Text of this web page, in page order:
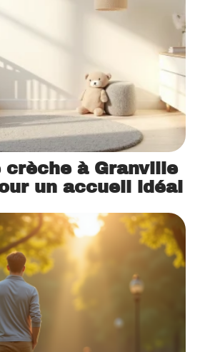
crèche à Granville
un accueil idéal